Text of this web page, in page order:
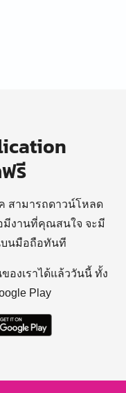
รี
สามารถดาวน์โหลด
มีงานที่คุณสนใจ จะมี
บนมือถือทันที
องเราได้แล้ววันนี้ ทั้ง
Play